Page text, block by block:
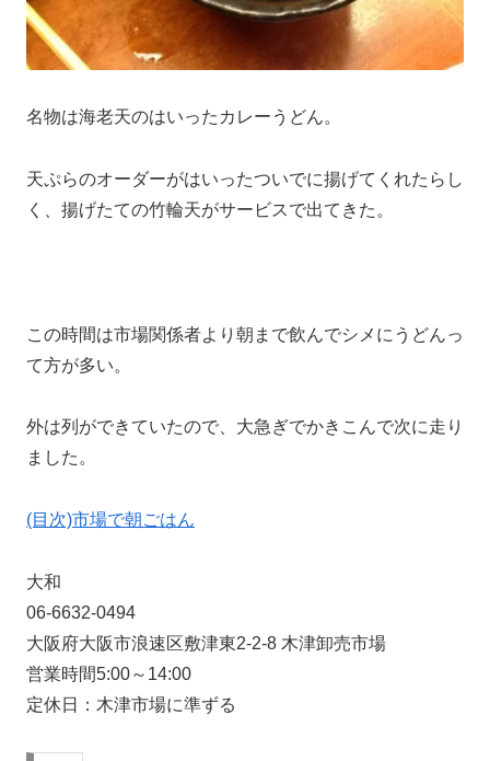
名物は海老天のはいったカレーうどん。
天ぷらのオーダーがはいったついでに揚げてくれたらし
く、揚げたての竹輪天がサービスで出てきた。
この時間は市場関係者より朝まで飲んでシメにうどんっ
て方が多い。
外は列ができていたので、大急ぎでかきこんで次に走り
ました。
(目次)市場で朝ごはん
大和
06-6632-0494
大阪府大阪市浪速区敷津東2-2-8 木津卸売市場
営業時間5:00～14:00
定休日：木津市場に準ずる